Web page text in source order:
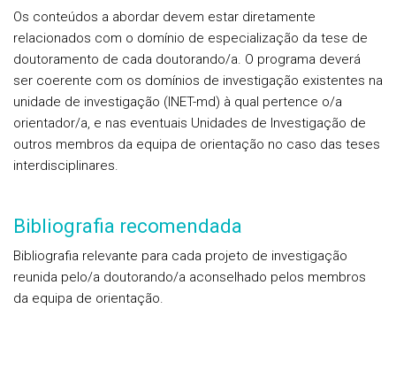
Os conteúdos a abordar devem estar diretamente
relacionados com o domínio de especialização da tese de
doutoramento de cada doutorando/a. O programa deverá
ser coerente com os domínios de investigação existentes na
unidade de investigação (INET-md) à qual pertence o/a
orientador/a, e nas eventuais Unidades de Investigação de
outros membros da equipa de orientação no caso das teses
interdisciplinares.
Bibliografia recomendada
Bibliografia relevante para cada projeto de investigação
reunida pelo/a doutorando/a aconselhado pelos membros
da equipa de orientação.